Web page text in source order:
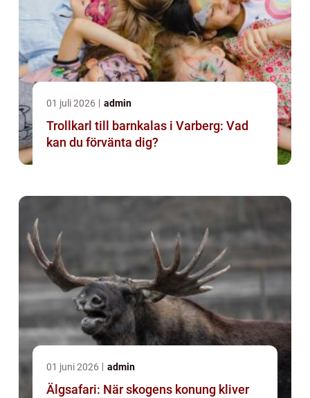
01 juli 2026 admin
Trollkarl till barnkalas i Varberg: Vad
kan du förvänta dig?
01 juni 2026 admin
Älgsafari: När skogens konung kliver